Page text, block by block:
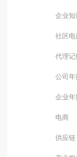
企业
社区电
代理记
公司年
企业年
电商
供应链